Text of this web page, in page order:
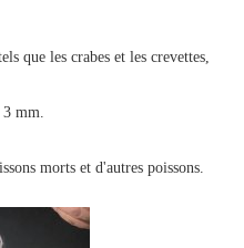
que les crabes et les crevettes,
3 mm.
morts et d'autres poissons.